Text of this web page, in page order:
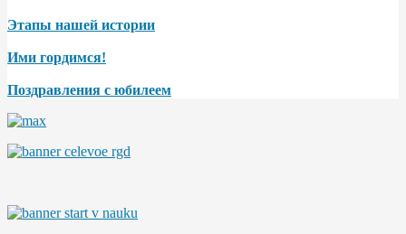
Этапы нашей истории
Ими гордимся!
Поздравления с юбилеем